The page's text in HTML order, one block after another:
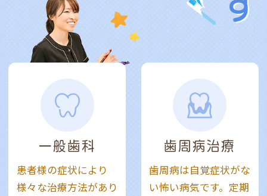
一般歯科
患者様の症状により
様々な治療方法があり
歯周病治療
歯周病は自覚症状がな
い怖い病気です。定期